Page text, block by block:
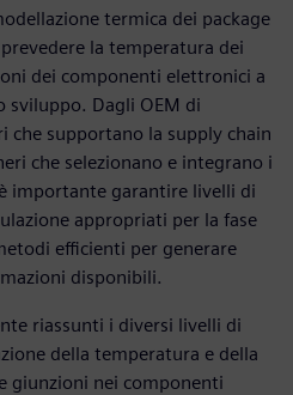
termica dei package
la temperatura dei
dei componenti elettronici a
sviluppo. Dagli OEM di
che supportano la supply chain
che selezionano e integrano i
importante garantire livelli di
appropriati per la fase
efficienti per generare
disponibili.
riassunti i diversi livelli di
della temperatura e della
giunzioni nei componenti